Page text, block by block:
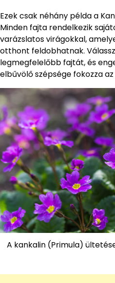
Ezek csak néhány példa a
Minden fajta rendelkezik
varázslatos virágokkal,
otthont feldobhatnak.
legmegfelelőbb fajtát, és
elbűvölő szépsége fokozza
A kankalin (Primula)